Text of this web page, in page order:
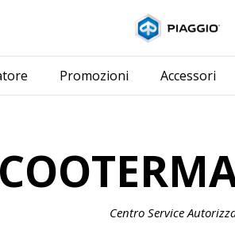
Promozioni Accessori
Centro Service